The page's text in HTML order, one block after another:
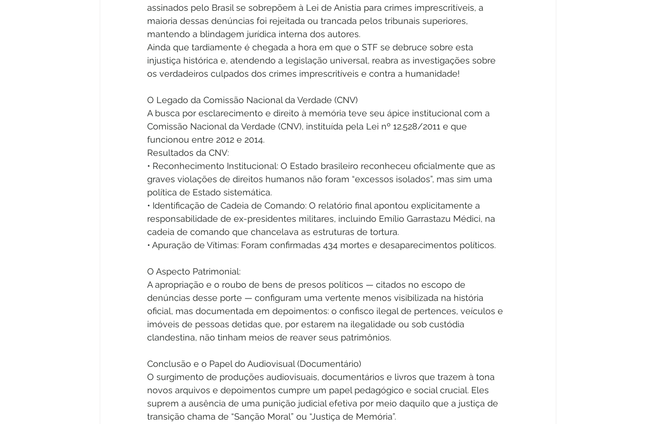
assinados pelo Brasil se sobrepõem à Lei de Anistia para crimes imprescritíveis, a
maioria dessas denúncias foi rejeitada ou trancada pelos tribunais superiores,
mantendo a blindagem jurídica interna dos autores.
Ainda que tardiamente é chegada a hora em que o STF se debruce sobre esta
injustiça histórica e, atendendo a legislação universal, reabra as investigações sobre
os verdadeiros culpados dos crimes imprescritíveis e contra a humanidade!
O Legado da Comissão Nacional da Verdade (CNV)
A busca por esclarecimento e direito à memória teve seu ápice institucional com a
Comissão Nacional da Verdade (CNV), instituída pela Lei nº 12.528/2011 e que
funcionou entre 2012 e 2014.
Resultados da CNV:
• Reconhecimento Institucional: O Estado brasileiro reconheceu oficialmente que as
graves violações de direitos humanos não foram “excessos isolados”, mas sim uma
política de Estado sistemática.
• Identificação de Cadeia de Comando: O relatório final apontou explicitamente a
responsabilidade de ex-presidentes militares, incluindo Emílio Garrastazu Médici, na
cadeia de comando que chancelava as estruturas de tortura.
• Apuração de Vítimas: Foram confirmadas 434 mortes e desaparecimentos políticos.
O Aspecto Patrimonial:
A apropriação e o roubo de bens de presos políticos — citados no escopo de
denúncias desse porte — configuram uma vertente menos visibilizada na história
oficial, mas documentada em depoimentos: o confisco ilegal de pertences, veículos e
imóveis de pessoas detidas que, por estarem na ilegalidade ou sob custódia
clandestina, não tinham meios de reaver seus patrimônios.
Conclusão e o Papel do Audiovisual (Documentário)
O surgimento de produções audiovisuais, documentários e livros que trazem à tona
novos arquivos e depoimentos cumpre um papel pedagógico e social crucial. Eles
suprem a ausência de uma punição judicial efetiva por meio daquilo que a justiça de
transição chama de “Sanção Moral” ou “Justiça de Memória”.